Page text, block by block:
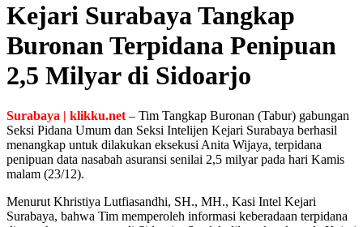
Kejari Surabaya Tangkap
Buronan Terpidana Penipuan
2,5 Milyar di Sidoarjo
Surabaya | klikku.net – Tim Tangkap Buronan (Tabur) gabungan
Seksi Pidana Umum dan Seksi Intelijen Kejari Surabaya berhasil
menangkap untuk dilakukan eksekusi Anita Wijaya, terpidana
penipuan data nasabah asuransi senilai 2,5 milyar pada hari Kamis
malam (23/12).
Menurut Khristiya Lutfiasandhi, SH., MH., Kasi Intel Kejari
Surabaya, bahwa Tim memperoleh informasi keberadaan terpidana